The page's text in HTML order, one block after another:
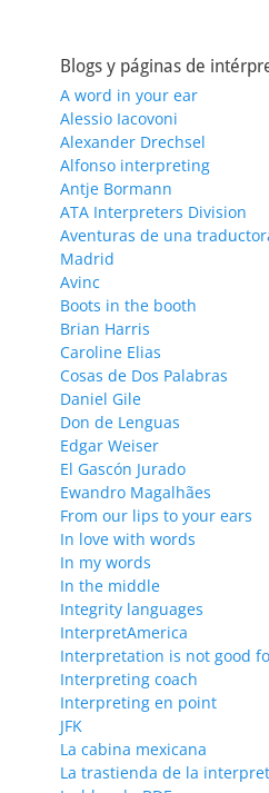
Blogs y páginas de
A word in your ear
Alessio Iacovoni
Alexander Drechsel
Alfonso interpreting
Antje Bormann
ATA Interpreters Division
Aventuras de una
Madrid
Avinc
Boots in the booth
Brian Harris
Caroline Elias
Cosas de Dos Palabras
Daniel Gile
Don de Lenguas
Edgar Weiser
El Gascón Jurado
Ewandro Magalhães
From our lips to your ears
In love with words
In my words
In the middle
Integrity languages
InterpretAmerica
Interpretation is not good
Interpreting coach
Interpreting en point
JFK
La cabina mexicana
La trastienda de la